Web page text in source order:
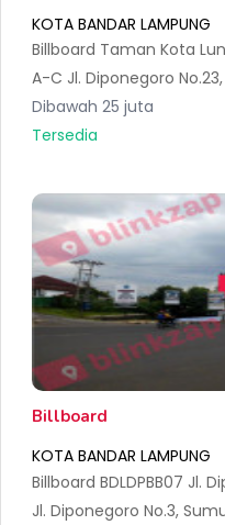
KOTA BANDAR LAMPUNG
Dibawah 25 juta
Tersedia
Billboard
KOTA BANDAR LAMPUNG